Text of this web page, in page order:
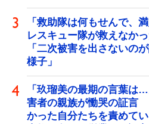
「救助隊は何もせんで、
レスキュー隊が救えなか
「二次被害を出さないの
様子」
「玖瑠美の最期の言葉
害者の親族が慟哭の証言
かった自分たちを責めて